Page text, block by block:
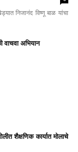
निजानंद विष्णू बाळ यांचा
वाचवा अभियान
शैक्षणिक कार्यात मोलाचे